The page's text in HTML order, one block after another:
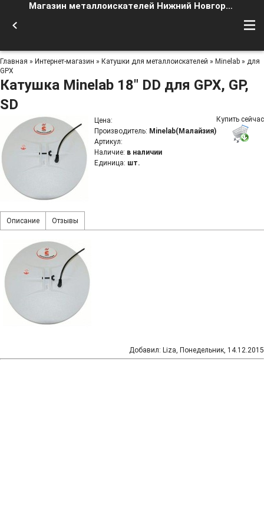
Магазин металлоискателей Нижний Новгород
Главная » Интернет-магазин » Катушки для металлоискателей » Minelab » для
GPX
Катушка Minelab 18" DD для GPX, GP,
SD
Цена:
Производитель: Minelab(Малайзия)
Артикул:
Наличие: в наличии
Единица: шт.
Купить сейчас
Описание Отзывы
Добавил: Liza, Понедельник, 14.12.2015